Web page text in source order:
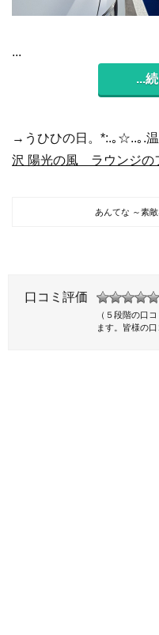
...
...
→うひひの日。*:.｡☆..｡.
沢 陽光の風 ラウンジの
あんてな ～素
口コミ評価
（５段階の口
ます。皆様の